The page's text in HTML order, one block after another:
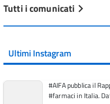
Tutti i comunicati
Ultimi Instagram
#AIFA pubblica il
#farmaci in Italia.